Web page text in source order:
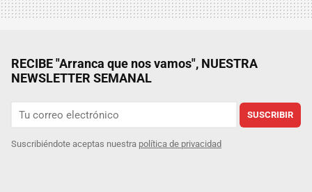
RECIBE "Arranca que nos vamos", NUESTRA
NEWSLETTER SEMANAL
SUSCRIBIR
Suscribiéndote aceptas nuestra política de privacidad